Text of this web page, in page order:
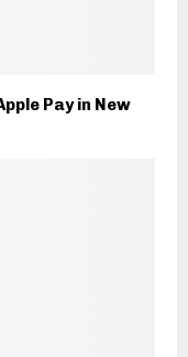
Pay in New